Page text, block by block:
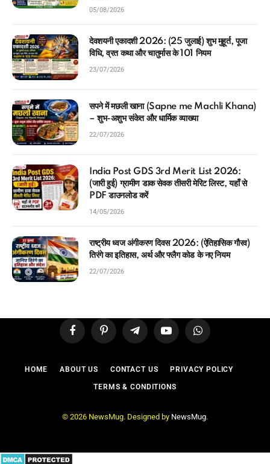
05/08/2026
देवशयनी एकादशी 2026: (25 जुलाई) शुभ मुहूर्त, पूजा
विधि, व्रत कथा और चातुर्मास के 101 नियम
23/07/2026
सपने में मछली खाना (Sapne me Machli Khana)
– शुभ-अशुभ संकेत और धार्मिक व्याख्या
22/07/2026
India Post GDS 3rd Merit List 2026:
(जारी हुई) ग्रामीण डाक सेवक तीसरी मेरिट लिस्ट, यहाँ से
PDF डाउनलोड करें
14/05/2026
राष्ट्रीय ध्वज अंगीकरण दिवस 2026: (ऐतिहासिक गौरव)
तिरंगे का इतिहास, अर्थ और फ्लैग कोड के नए नियम
22/07/2026
FacebookPinterest TelegramYouTubeWhatsApp
HOME ABOUT US CONTACT US PRIVACY POLICY
TERMS & CONDITIONS
© 2026 NewsMug. Designed by NewsMug.